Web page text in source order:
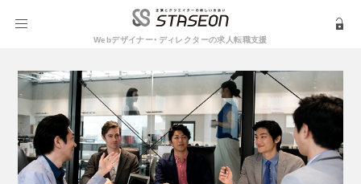
Webデザイナー・ディレクターの求人転職支援